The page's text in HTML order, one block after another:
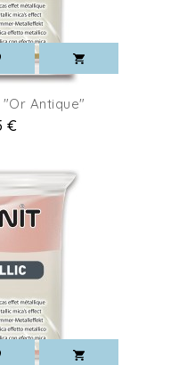
Antique"
€